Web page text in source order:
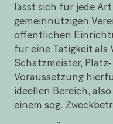
lässt sich für jede
gemeinnützigen
öffentlichen
für eine Tätigkeit als
Schatzmeister,
Voraussetzung
ideellen Bereich,
einem sog.